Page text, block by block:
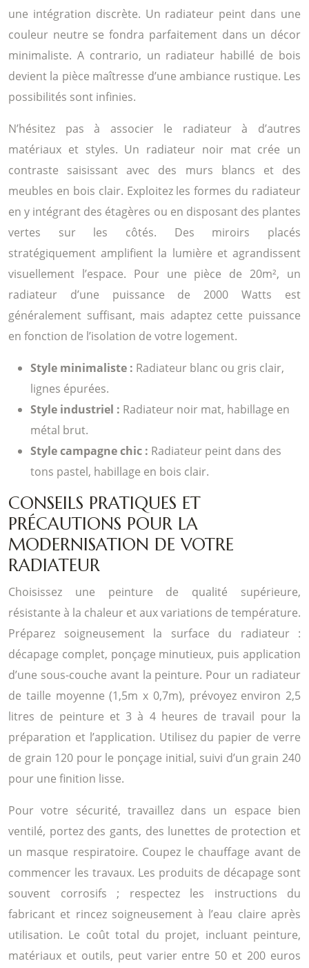
une intégration discrète. Un radiateur peint dans une
couleur neutre se fondra parfaitement dans un décor
minimaliste. A contrario, un radiateur habillé de bois
devient la pièce maîtresse d’une ambiance rustique. Les
possibilités sont infinies.
N’hésitez pas à associer le radiateur à d’autres
matériaux et styles. Un radiateur noir mat crée un
contraste saisissant avec des murs blancs et des
meubles en bois clair. Exploitez les formes du radiateur
en y intégrant des étagères ou en disposant des plantes
vertes sur les côtés. Des miroirs placés
stratégiquement amplifient la lumière et agrandissent
visuellement l’espace. Pour une pièce de 20m², un
radiateur d’une puissance de 2000 Watts est
généralement suffisant, mais adaptez cette puissance
en fonction de l’isolation de votre logement.
Style minimaliste : Radiateur blanc ou gris clair,
lignes épurées.
Style industriel : Radiateur noir mat, habillage en
métal brut.
Style campagne chic : Radiateur peint dans des
tons pastel, habillage en bois clair.
CONSEILS PRATIQUES ET
PRÉCAUTIONS POUR LA
MODERNISATION DE VOTRE
RADIATEUR
Choisissez une peinture de qualité supérieure,
résistante à la chaleur et aux variations de température.
Préparez soigneusement la surface du radiateur :
décapage complet, ponçage minutieux, puis application
d’une sous-couche avant la peinture. Pour un radiateur
de taille moyenne (1,5m x 0,7m), prévoyez environ 2,5
litres de peinture et 3 à 4 heures de travail pour la
préparation et l’application. Utilisez du papier de verre
de grain 120 pour le ponçage initial, suivi d’un grain 240
pour une finition lisse.
Pour votre sécurité, travaillez dans un espace bien
ventilé, portez des gants, des lunettes de protection et
un masque respiratoire. Coupez le chauffage avant de
commencer les travaux. Les produits de décapage sont
souvent corrosifs ; respectez les instructions du
fabricant et rincez soigneusement à l’eau claire après
utilisation. Le coût total du projet, incluant peinture,
matériaux et outils, peut varier entre 50 et 200 euros